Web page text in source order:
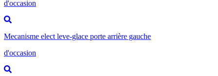
d'occasion
Mecanisme elect leve-glace porte arrière gauche
d'occasion